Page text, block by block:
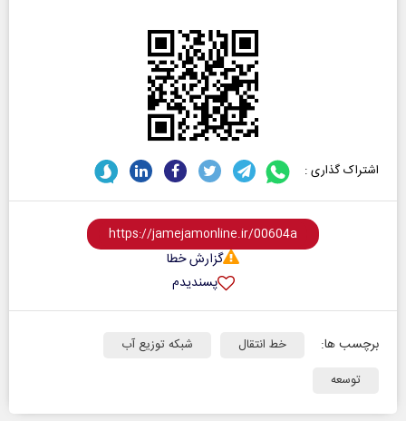
اشتراک گذاری :
گزارش خطا
پسندیدم
برچسب ها: خط انتقال
شبکه توزیع آب
توسعه